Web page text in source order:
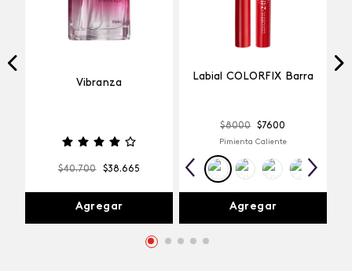
Vibranza
$40.700 $38.665
Agregar
Labial COLORFIX Barra
$8000 $7600
Pimienta Caliente
Agregar